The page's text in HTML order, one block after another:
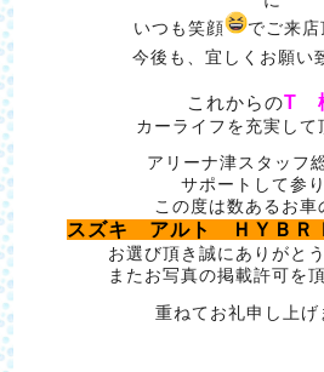
いつも笑顔
でご来店
今後も、宜しくお願い
これからのT
カーライフを充実して
アリーナ津スタッフ
サポートして参
この度は数あるお車
スズキ アルト ＨＹＢ
お選び頂き誠にありがと
またお写真の掲載許可を
重ねてお礼申し上げ